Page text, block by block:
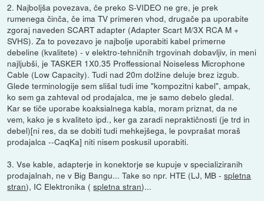
2. Najboljša povezava, če preko S-VIDEO ne gre, je prek
rumenega činča, če ima TV primeren vhod, drugače pa uporabite
zgoraj naveden SCART adapter (Adapter Scart M/3X RCA M +
SVHS). Za to povezavo je najbolje uporabiti kabel primerne
debeline (kvalitete) - v elektro-tehničnih trgovinah dobavljiv, in meni
najljubši, je TASKER 1X0.35 Proffessional Noiseless Microphone
Cable (Low Capacity). Tudi nad 20m dolžine deluje brez izgub.
Glede terminologije sem slišal tudi ime "kompozitni kabel", ampak,
ko sem ga zahteval od prodajalca, me je samo debelo gledal.
Kar se tiče uporabe koaksialnega kabla, moram priznat, da ne
vem, kako je s kvaliteto ipd., ker ga zaradi nepraktičnosti (je trd in
debel)[ni res, da se dobiti tudi mehkejšega, le povprašat moraš
prodajalca --CaqKa] niti nisem poskusil uporabiti.
3. Vse kable, adapterje in konektorje se kupuje v specializiranih
prodajalnah, ne v Big Bangu... Take so npr. HTE (LJ, MB -spletna
stran), IC Elektronika (spletna stran)...